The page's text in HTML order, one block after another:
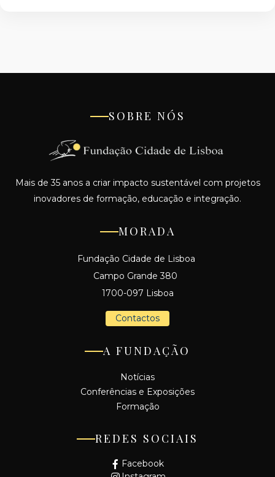
SOBRE NÓS
Mais de 35 anos a criar impacto sustentável com projetos
inovadores de formação, educação e integração.
MORADA
Fundação Cidade de Lisboa
Campo Grande 380
1700-097 Lisboa
Contactos
A FUNDAÇÃO
Notícias
Conferências e Exposições
Formação
REDES SOCIAIS
Facebook